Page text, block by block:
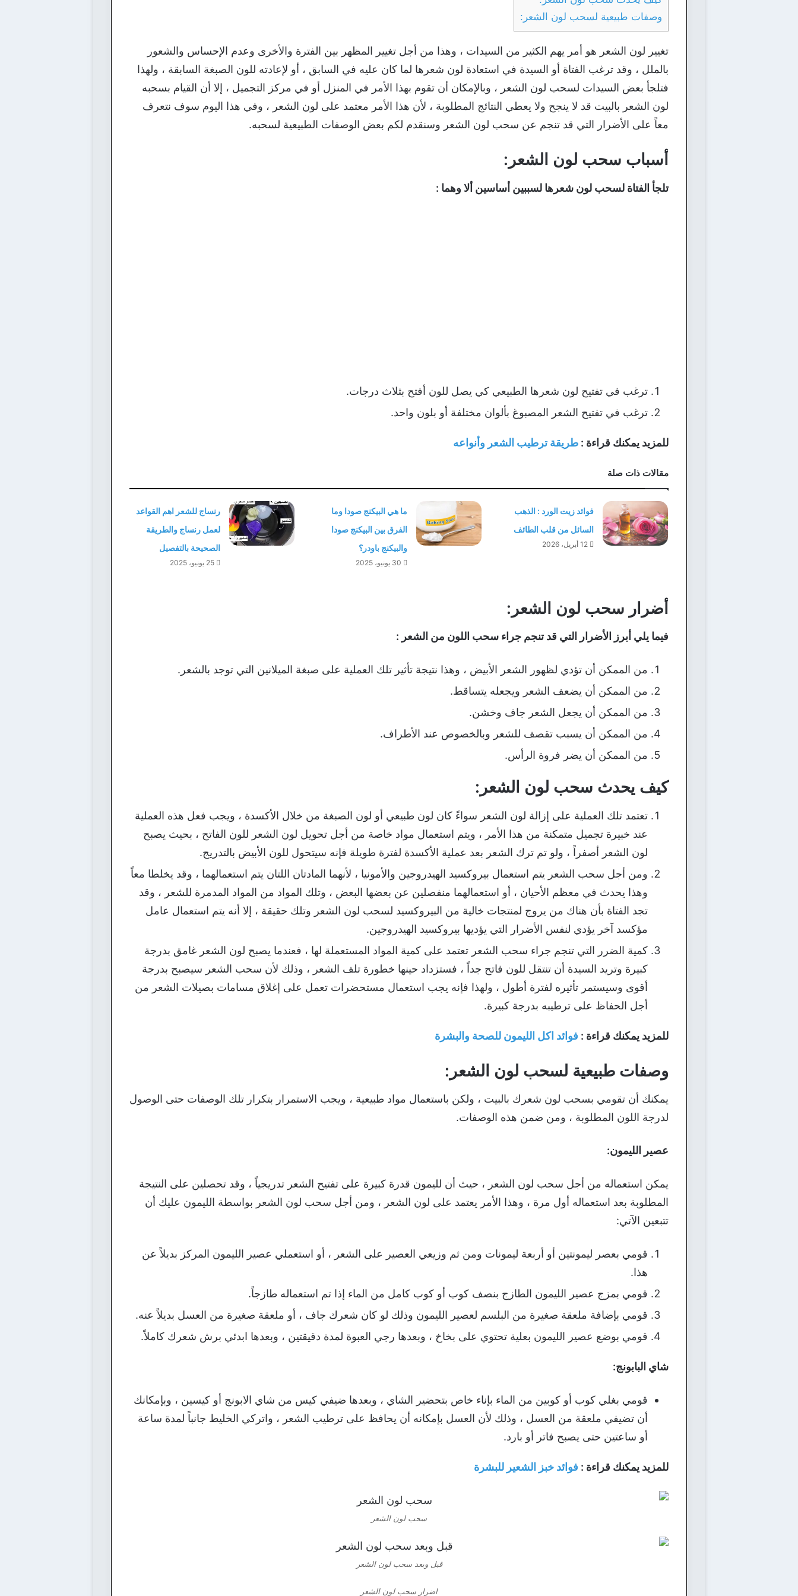
وصفات طبيعية لسحب لون الشعر:
تغيير لون الشعر هو أمر يهم الكثير من السيدات ، وهذا من أجل تغيير المظهر بين الفترة والأخرى وعدم الإحساس والشعور
بالملل ، وقد ترغب الفتاة أو السيدة في استعادة لون شعرها لما كان عليه في السابق ، أو لإعادته للون الصبغة السابقة ، ولهذا
فتلجأ بعض السيدات لسحب لون الشعر ، وبالإمكان أن تقوم بهذا الأمر في المنزل أو في مركز التجميل ، إلا أن القيام بسحبه
لون الشعر بالبيت قد لا ينجح ولا يعطي النتائج المطلوبة ، لأن هذا الأمر معتمد على لون الشعر ، وفي هذا اليوم سوف نتعرف
معاً على الأضرار التي قد تنجم عن سحب لون الشعر وسنقدم لكم بعض الوصفات الطبيعية لسحبه.
أسباب سحب لون الشعر:
تلجأ الفتاة لسحب لون شعرها لسببين أساسين ألا وهما :
ترغب في تفتيح لون شعرها الطبيعي كي يصل للون أفتح بثلاث درجات.
ترغب في تفتيح الشعر المصبوغ بألوان مختلفة أو بلون واحد.
للمزيد يمكنك قراءة : طريقة ترطيب الشعر وأنواعه
مقالات ذات صلة
فوائد زيت الورد : الذهب
السائل من قلب الطائف
12 أبريل، 2026
ما هي البيكنج صودا وما
الفرق بين البيكنج صودا
والبيكنج باودر؟
30 يونيو، 2025
رنساج للشعر اهم القواعد
لعمل رنساج والطريقة
الصحيحة بالتفصيل
25 يونيو، 2025
أضرار سحب لون الشعر:
فيما يلي أبرز الأضرار التي قد تنجم جراء سحب اللون من الشعر :
من الممكن أن تؤدي لظهور الشعر الأبيض ، وهذا نتيجة تأثير تلك العملية على صبغة الميلانين التي توجد بالشعر.
من الممكن أن يضعف الشعر ويجعله يتساقط.
من الممكن أن يجعل الشعر جاف وخشن.
من الممكن أن يسبب تقصف للشعر وبالخصوص عند الأطراف.
من الممكن أن يضر فروة الرأس.
كيف يحدث سحب لون الشعر:
تعتمد تلك العملية على إزالة لون الشعر سواءً كان لون طبيعي أو لون الصبغة من خلال الأكسدة ، ويجب فعل هذه العملية
عند خبيرة تجميل متمكنة من هذا الأمر ، ويتم استعمال مواد خاصة من أجل تحويل لون الشعر للون الفاتح ، بحيث يصبح
لون الشعر أصفراً ، ولو تم ترك الشعر بعد عملية الأكسدة لفترة طويلة فإنه سيتحول للون الأبيض بالتدريج.
ومن أجل سحب الشعر يتم استعمال بيروكسيد الهيدروجين والأمونيا ، لأنهما المادتان اللتان يتم استعمالهما ، وقد يخلطا معاً
وهذا يحدث في معظم الأحيان ، أو استعمالهما منفصلين عن بعضها البعض ، وتلك المواد من المواد المدمرة للشعر ، وقد
تجد الفتاة بأن هناك من يروج لمنتجات خالية من البيروكسيد لسحب لون الشعر وتلك حقيقة ، إلا أنه يتم استعمال عامل
مؤكسد آخر يؤدي لنفس الأضرار التي يؤديها بيروكسيد الهيدروجين.
كمية الضرر التي تنجم جراء سحب الشعر تعتمد على كمية المواد المستعملة لها ، فعندما يصبح لون الشعر غامق بدرجة
كبيرة وتريد السيدة أن تنتقل للون فاتح جداً ، فستزداد حينها خطورة تلف الشعر ، وذلك لأن سحب الشعر سيصبح بدرجة
أقوى وسيستمر تأثيره لفترة أطول ، ولهذا فإنه يجب استعمال مستحضرات تعمل على إغلاق مسامات بصيلات الشعر من
أجل الحفاظ على ترطيبه بدرجة كبيرة.
للمزيد يمكنك قراءة : فوائد اكل الليمون للصحة والبشرة
وصفات طبيعية لسحب لون الشعر:
يمكنك أن تقومي بسحب لون شعرك بالبيت ، ولكن باستعمال مواد طبيعية ، ويجب الاستمرار بتكرار تلك الوصفات حتى الوصول
لدرجة اللون المطلوبة ، ومن ضمن هذه الوصفات.
عصير الليمون:
يمكن استعماله من أجل سحب لون الشعر ، حيث أن لليمون قدرة كبيرة على تفتيح الشعر تدريجياً ، وقد تحصلين على النتيجة
المطلوبة بعد استعماله أول مرة ، وهذا الأمر يعتمد على لون الشعر ، ومن أجل سحب لون الشعر بواسطة الليمون عليك أن
تتبعين الآتي:
قومي بعصر ليمونتين أو أربعة ليمونات ومن ثم وزيعي العصير على الشعر ، أو استعملي عصير الليمون المركز بديلاً عن
هذا.
قومي بمزج عصير الليمون الطازج بنصف كوب أو كوب كامل من الماء إذا تم استعماله طازجاً.
قومي بإضافة ملعقة صغيرة من البلسم لعصير الليمون وذلك لو كان شعرك جاف ، أو ملعقة صغيرة من العسل بديلاً عنه.
قومي بوضع عصير الليمون بعلية تحتوي على بخاخ ، وبعدها رجي العبوة لمدة دقيقتين ، وبعدها ابدئي برش شعرك كاملاً.
شاي البابونج:
قومي بغلي كوب أو كوبين من الماء بإناء خاص بتحضير الشاي ، وبعدها ضيفي كيس من شاي الابونج أو كيسين ، وبإمكانك
أن تضيفي ملعقة من العسل ، وذلك لأن العسل بإمكانه أن يحافظ على ترطيب الشعر ، واتركي الخليط جانباً لمدة ساعة
أو ساعتين حتى يصبح فاتر أو بارد.
للمزيد يمكنك قراءة : فوائد خبز الشعير للبشرة
سحب لون الشعر
قبل وبعد سحب لون الشعر
اضرار سحب لون الشعر